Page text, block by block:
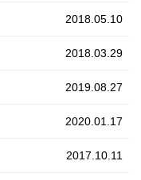
2018.05.10
2018.03.29
2019.08.27
2020.01.17
2017.10.11